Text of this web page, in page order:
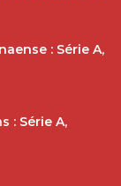
: Série A,
: Série A,